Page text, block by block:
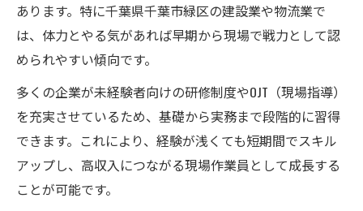
あります。特に千葉県千葉市緑区の建設業や物流業で
は、体力とやる気があれば早期から現場で戦力として認
められやすい傾向です。
多くの企業が未経験者向けの研修制度やOJT（現場指導）
を充実させているため、基礎から実務まで段階的に習得
できます。これにより、経験が浅くても短期間でスキル
アップし、高収入につながる現場作業員として成長する
ことが可能です。